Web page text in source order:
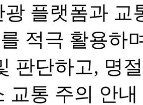
광 플랫폼과 교
적극 활용하
판단하고, 명
교통 주의 안